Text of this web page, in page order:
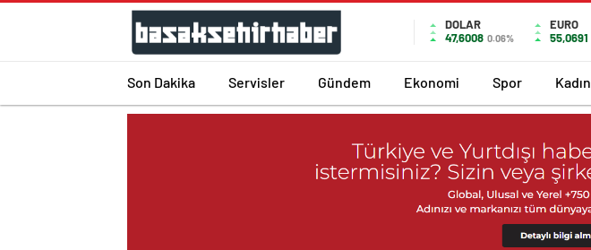
DOLAR
47,6008 0.06%
EURO
55,0691
Son Dakika Servisler Gündem Ekonomi Spor Kadın